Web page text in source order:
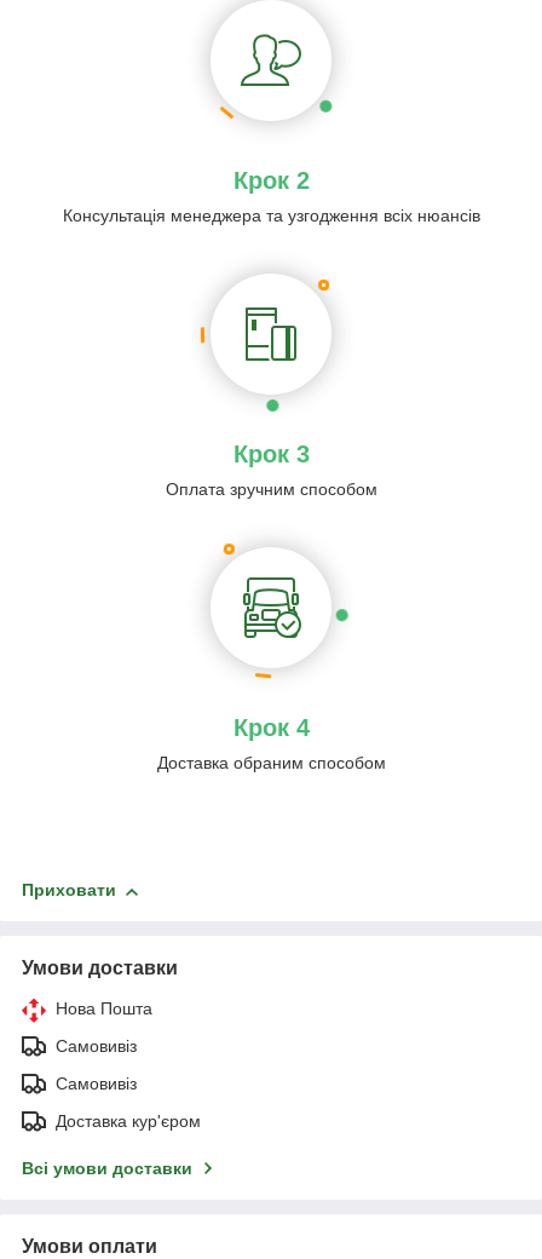
Крок 2
Консультація менеджера та узгодження всіх нюансів
Крок 3
Оплата зручним способом
Крок 4
Доставка обраним способом
Приховати
Умови доставки
Нова Пошта
Самовивіз
Самовивіз
Доставка кур'єром
Всі умови доставки
Умови оплати